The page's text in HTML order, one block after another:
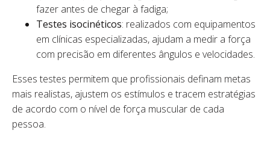
fazer antes de chegar à fadiga;
Testes isocinéticos: realizados com equipamentos
em clínicas especializadas, ajudam a medir a força
com precisão em diferentes ângulos e velocidades.
Esses testes permitem que profissionais definam metas
mais realistas, ajustem os estímulos e tracem estratégias
de acordo com o nível de força muscular de cada
pessoa.